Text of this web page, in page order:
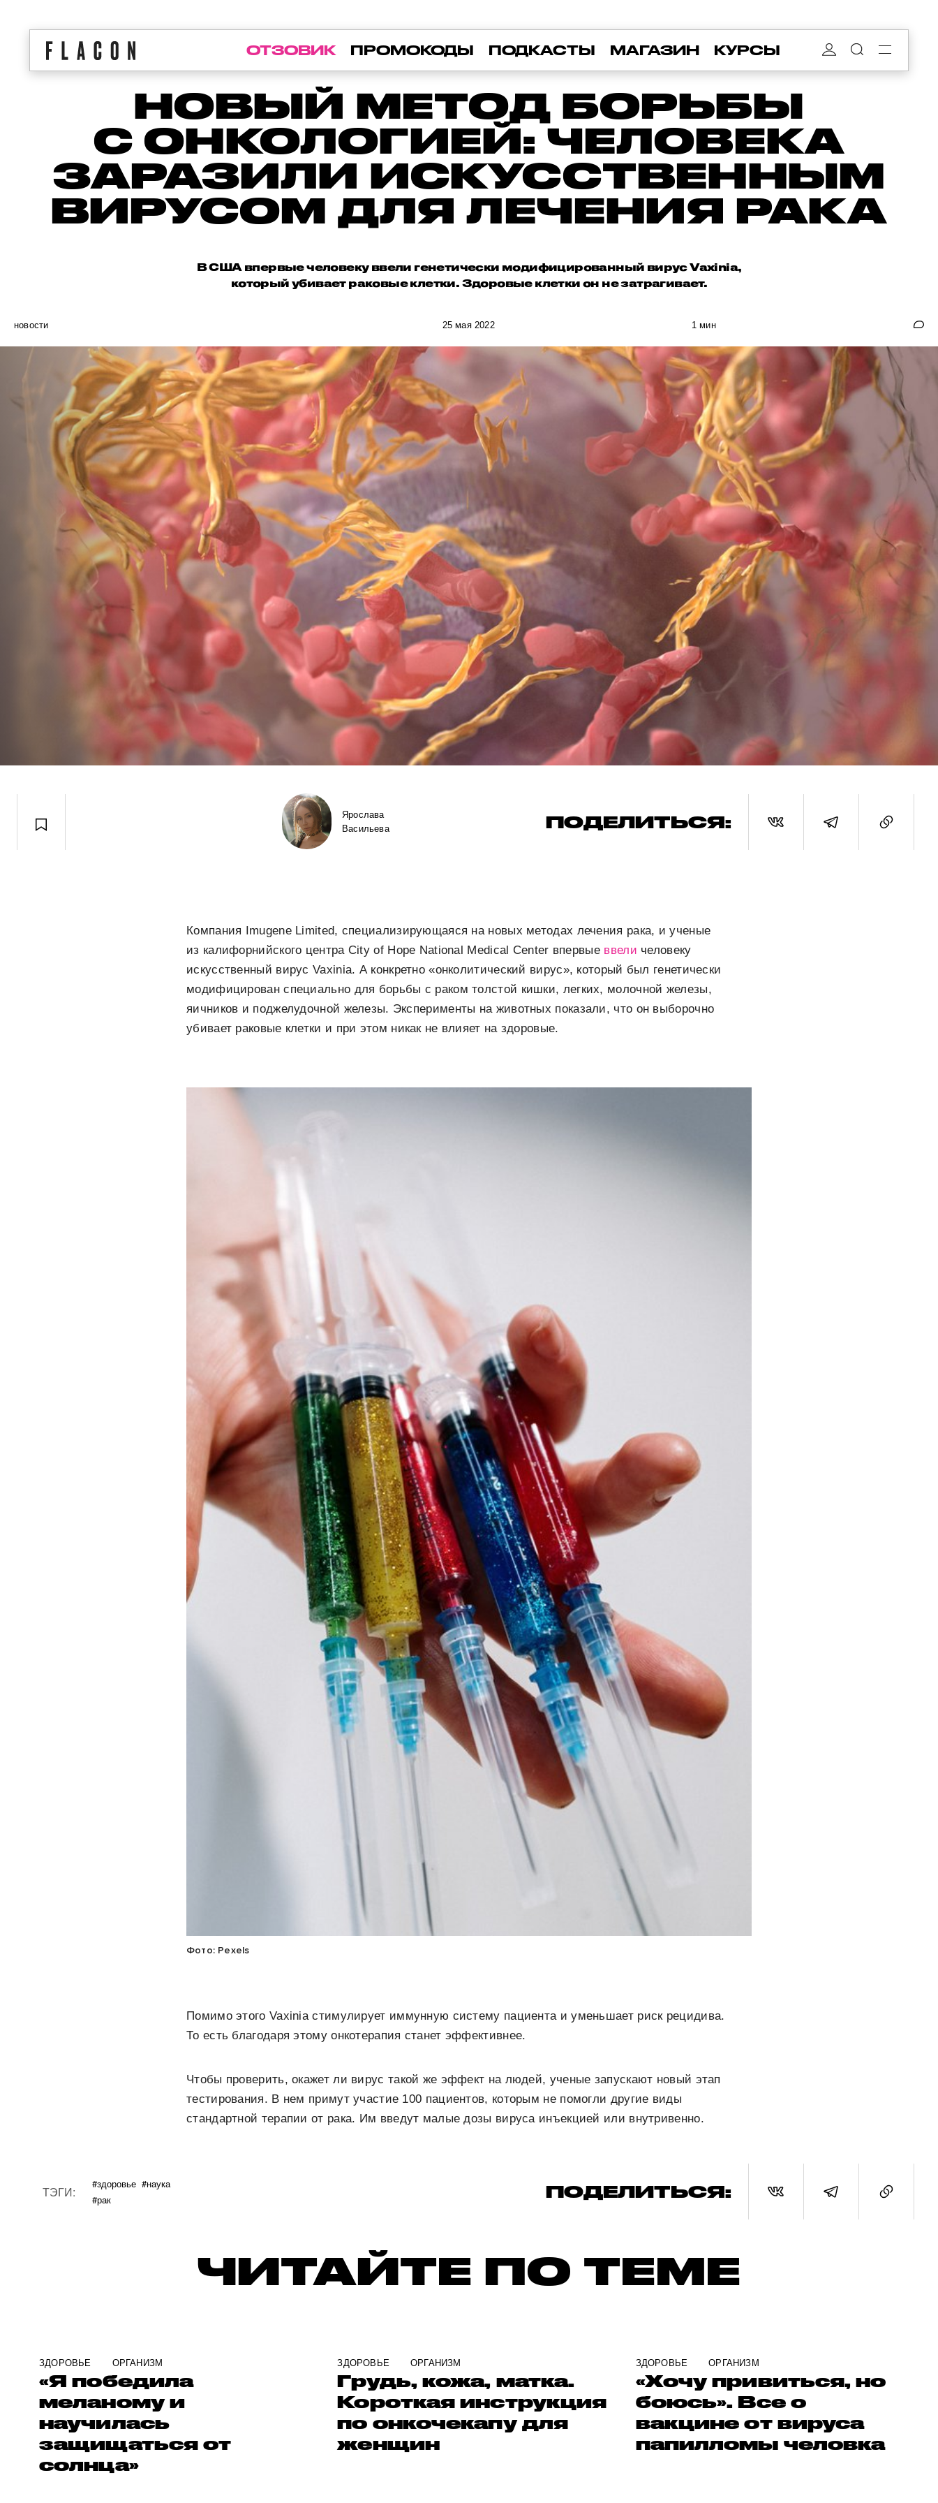
ОТЗОВИК ПРОМОКОДЫ ПОДКАСТЫ МАГАЗИН КУРСЫ
НОВЫЙ МЕТОД БОРЬБЫ
С ОНКОЛОГИЕЙ: ЧЕЛОВЕКА
ЗАРАЗИЛИ ИСКУССТВЕННЫМ
ВИРУСОМ ДЛЯ ЛЕЧЕНИЯ РАКА
В США впервые человеку ввели генетически модифицированный вирус Vaxinia,
который убивает раковые клетки. Здоровые клетки он не затрагивает.
новости 25 мая 2022 1 мин
Ярослава
Васильева
ПОДЕЛИТЬСЯ:
Компания Imugene Limited, специализирующаяся на новых методах лечения рака, и ученые
из калифорнийского центра City of Hope National Medical Center впервые ввели человеку
искусственный вирус Vaxinia. А конкретно «онколитический вирус», который был генетически
модифицирован специально для борьбы с раком толстой кишки, легких, молочной железы,
яичников и поджелудочной железы. Эксперименты на животных показали, что он выборочно
убивает раковые клетки и при этом никак не влияет на здоровые.
Фото: Pexels
Помимо этого Vaxinia стимулирует иммунную систему пациента и уменьшает риск рецидива.
То есть благодаря этому онкотерапия станет эффективнее.
Чтобы проверить, окажет ли вирус такой же эффект на людей, ученые запускают новый этап
тестирования. В нем примут участие 100 пациентов, которым не помогли другие виды
стандартной терапии от рака. Им введут малые дозы вируса инъекцией или внутривенно.
ТЭГИ: #здоровье #наука
#рак
ПОДЕЛИТЬСЯ:
ЧИТАЙТЕ ПО ТЕМЕ
ЗДОРОВЬЕ ОРГАНИЗМ
«Я победила
меланому и
научилась
защищаться от
солнца»
ЗДОРОВЬЕ ОРГАНИЗМ
Грудь, кожа, матка.
Короткая инструкция
по онкочекапу для
женщин
ЗДОРОВЬЕ ОРГАНИЗМ
«Хoчу привиться, нo
боюсь». Все о
вакцине от вируса
папилломы человка